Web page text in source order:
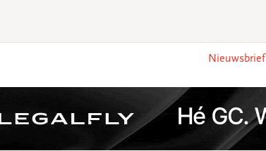
Nieuwsbrief